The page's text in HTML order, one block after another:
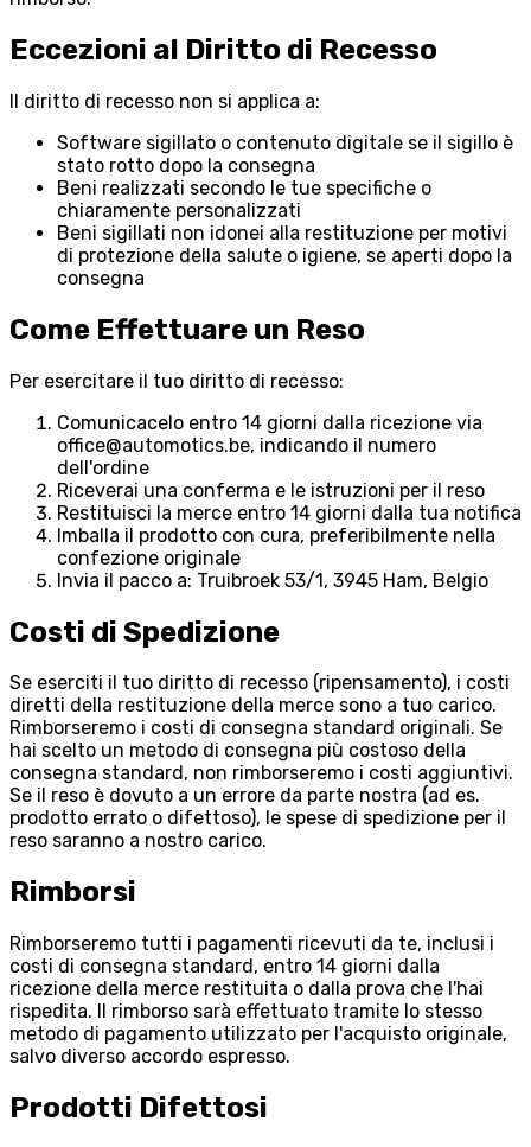
Eccezioni al Diritto di Recesso
Il diritto di recesso non si applica a:
Software sigillato o contenuto digitale se il sigillo è
stato rotto dopo la consegna
Beni realizzati secondo le tue specifiche o
chiaramente personalizzati
Beni sigillati non idonei alla restituzione per motivi
di protezione della salute o igiene, se aperti dopo la
consegna
Come Effettuare un Reso
Per esercitare il tuo diritto di recesso:
Comunicacelo entro 14 giorni dalla ricezione via
office@automotics.be, indicando il numero
dell'ordine
Riceverai una conferma e le istruzioni per il reso
Restituisci la merce entro 14 giorni dalla tua notifica
Imballa il prodotto con cura, preferibilmente nella
confezione originale
Invia il pacco a: Truibroek 53/1, 3945 Ham, Belgio
Costi di Spedizione
Se eserciti il tuo diritto di recesso (ripensamento), i costi
diretti della restituzione della merce sono a tuo carico.
Rimborseremo i costi di consegna standard originali. Se
hai scelto un metodo di consegna più costoso della
consegna standard, non rimborseremo i costi aggiuntivi.
Se il reso è dovuto a un errore da parte nostra (ad es.
prodotto errato o difettoso), le spese di spedizione per il
reso saranno a nostro carico.
Rimborsi
Rimborseremo tutti i pagamenti ricevuti da te, inclusi i
costi di consegna standard, entro 14 giorni dalla
ricezione della merce restituita o dalla prova che l'hai
rispedita. Il rimborso sarà effettuato tramite lo stesso
metodo di pagamento utilizzato per l'acquisto originale,
salvo diverso accordo espresso.
Prodotti Difettosi